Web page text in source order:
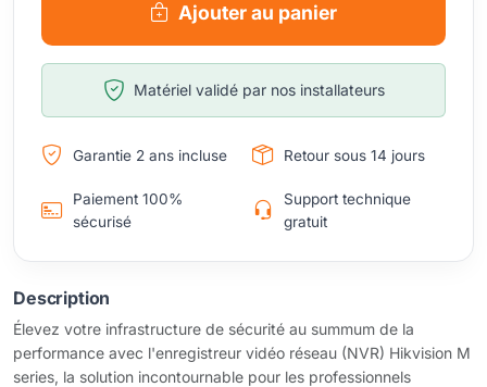
Ajouter au panier
Matériel validé par nos installateurs
Garantie 2 ans incluse Retour sous 14 jours
Paiement 100%
sécurisé
Support technique
gratuit
Description
Élevez votre infrastructure de sécurité au summum de la
performance avec l'enregistreur vidéo réseau (NVR) Hikvision M
series, la solution incontournable pour les professionnels